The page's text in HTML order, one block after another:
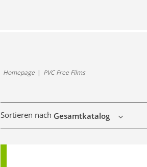
Homepage PVC Free Films
Sortieren nach Gesamtkatalog